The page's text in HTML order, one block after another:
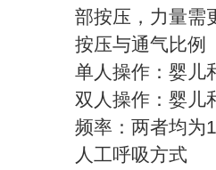
部按压，力量需
按压与通气比例
单人操作：婴儿
双人操作：婴儿
频率：两者均为
人工呼吸方式